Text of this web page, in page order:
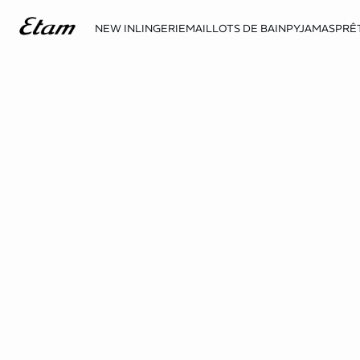
NEW INLINGERIEMAILLOTS DE BAINPYJAMAS